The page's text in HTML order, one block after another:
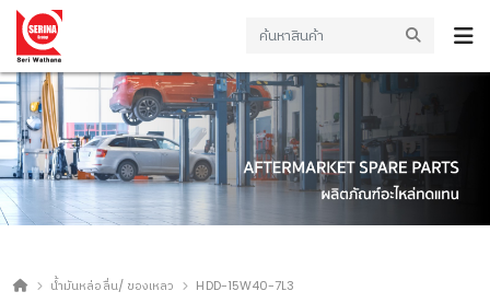
น้ำมันหล่อลื่น/ ของเหลว HDD-15W40-7L3